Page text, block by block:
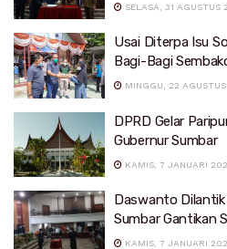
SELASA, 31 AGUSTUS
Usai Diterpa Isu
Bagi-Bagi
MINGGU, 22
DPRD Gelar
Gubernur Sumbar
KAMIS, 7 JANUARI
Daswanto
Sumbar Gantikan
KAMIS, 7 JANUARI